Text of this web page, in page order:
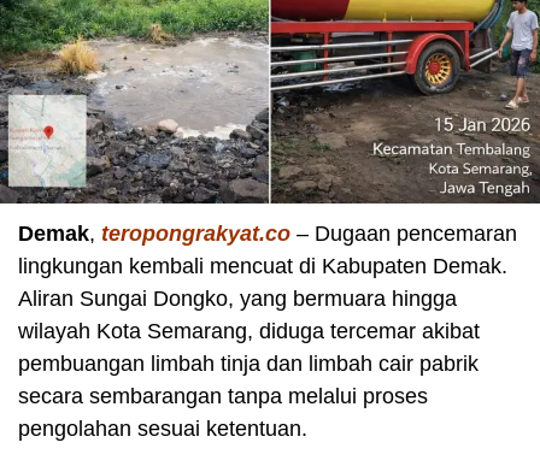
Demak, teropongrakyat.co – Dugaan pencemaran
lingkungan kembali mencuat di Kabupaten Demak.
Aliran Sungai Dongko, yang bermuara hingga
wilayah Kota Semarang, diduga tercemar akibat
pembuangan limbah tinja dan limbah cair pabrik
secara sembarangan tanpa melalui proses
pengolahan sesuai ketentuan.